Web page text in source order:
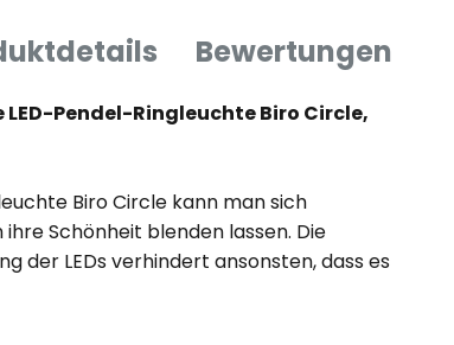
Bewertungen
LED-Pendel-Ringleuchte Biro Circle,
Biro Circle kann man sich
Schönheit blenden lassen. Die
der LEDs verhindert ansonsten, dass es
kommt. Parallel sorgt diese in Verbindung